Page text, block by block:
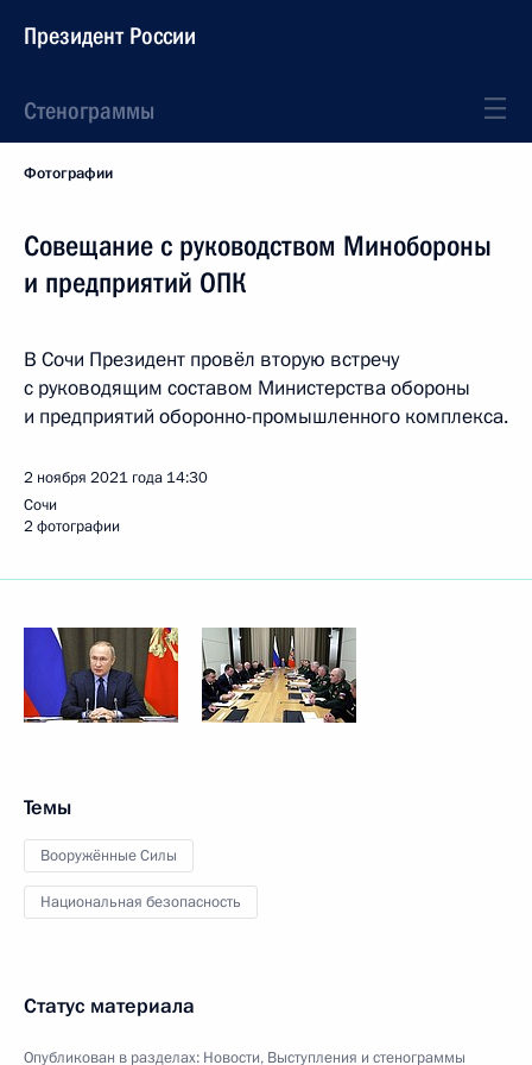
Президент России
Стенограммы
Фотографии
Совещание с руководством Минобороны
и предприятий ОПК
В Сочи Президент провёл вторую встречу
с руководящим составом Министерства обороны
и предприятий оборонно-промышленного комплекса.
2 ноября 2021 года 14:30
Сочи
2 фотографии
Темы
Вооружённые Силы
Национальная безопасность
Статус материала
Опубликован в разделах: Новости, Выступления и стенограммы